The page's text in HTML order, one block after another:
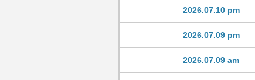
2026.07.10 pm
2026.07.09 pm
2026.07.09 am